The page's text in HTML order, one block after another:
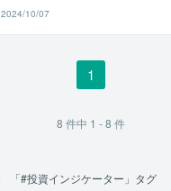
2024/10/07
1
8 件中 1 - 8 件
「#投資インジケーター」タグ